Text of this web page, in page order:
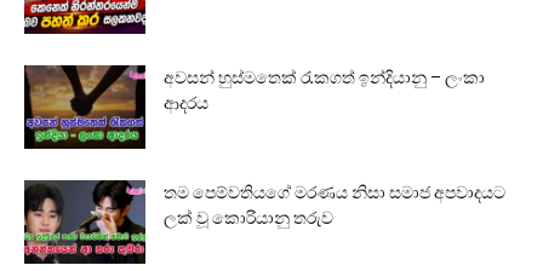
අවසන් හුස්මතෙක් රැකගත් ඉන්දියානු – ලංකා
ආදරය
තම පෙම්වතියගේ මරණය නිසා සමාජ අපවාදයට
ලක් වූ කොරියානු තරුව